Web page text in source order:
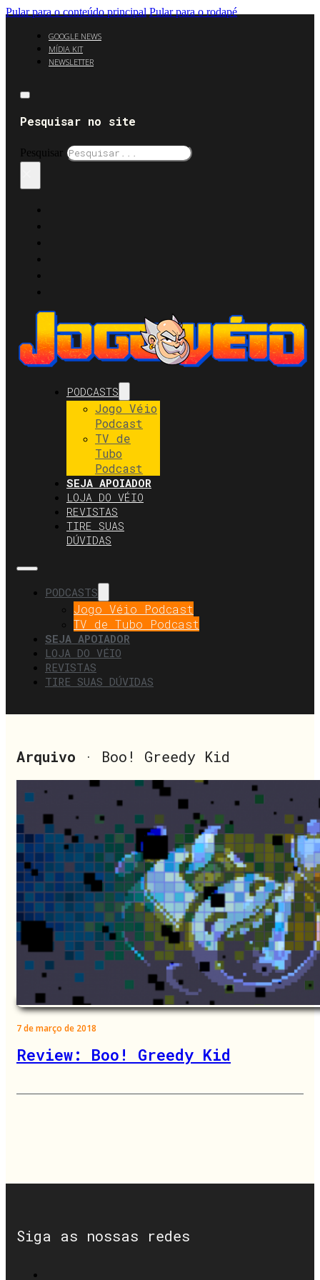
Pular para o conteúdo principal Pular para o rodapé
GOOGLE NEWS
MÍDIA KIT
NEWSLETTER
Pesquisar no site
Pesquisar
PODCASTS
Jogo Véio
Podcast
TV de
Tubo
Podcast
SEJA APOIADOR
LOJA DO VÉIO
REVISTAS
TIRE SUAS
DÚVIDAS
PODCASTS
Jogo Véio Podcast
TV de Tubo Podcast
SEJA APOIADOR
LOJA DO VÉIO
REVISTAS
TIRE SUAS DÚVIDAS
Arquivo · Boo! Greedy Kid
7 de março de 2018
Review: Boo! Greedy Kid
Siga as nossas redes